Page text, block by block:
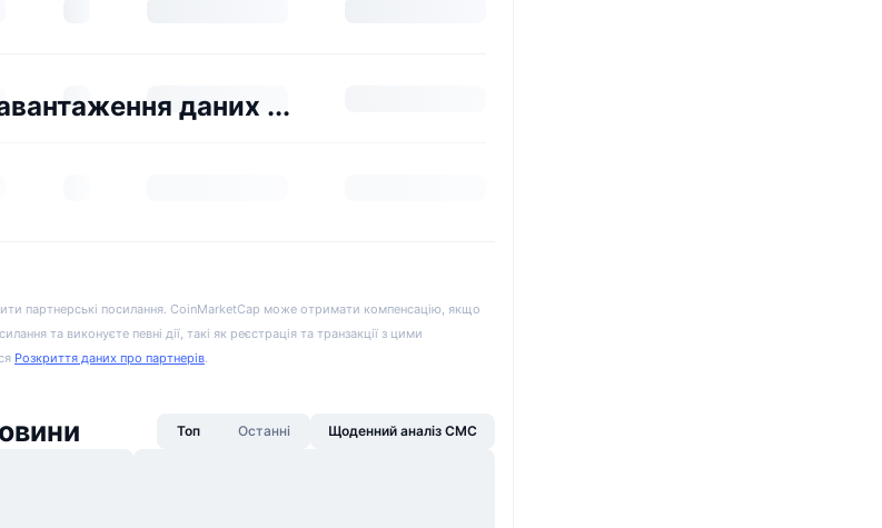
даних ...
партнерські посилання. CoinMarketCap може отримати компенсацію, якщо
та виконуєте певні дії, такі як реєстрація та транзакції з цими
Розкриття даних про партнерів.
Топ Останні Щоденний аналіз CMC